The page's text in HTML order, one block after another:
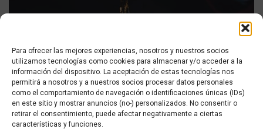
Para ofrecer las mejores experiencias, nosotros y nuestros socios
utilizamos tecnologías como cookies para almacenar y/o acceder a la
información del dispositivo. La aceptación de estas tecnologías nos
permitirá a nosotros y a nuestros socios procesar datos personales
como el comportamiento de navegación o identificaciones únicas (IDs)
en este sitio y mostrar anuncios (no-) personalizados. No consentir o
retirar el consentimiento, puede afectar negativamente a ciertas
características y funciones.
noviembre 9, 2017
5 tipos de almíbar para conseguir
jugosidad y sabor en tus postres
Aprende a elaborar 5 almíbares irresistibles para tus